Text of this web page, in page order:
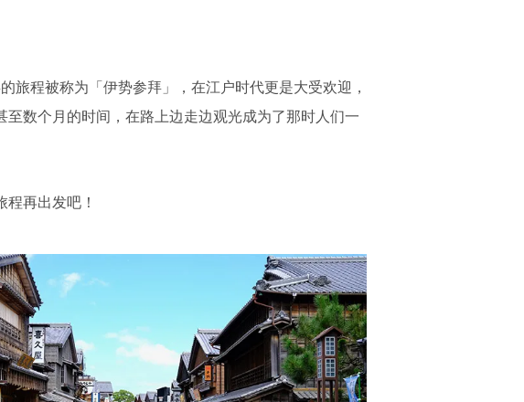
旅程被称为「伊势参拜」，在江户时代更是大受欢迎，
数个月的时间，在路上边走边观光成为了那时人们一
再出发吧！